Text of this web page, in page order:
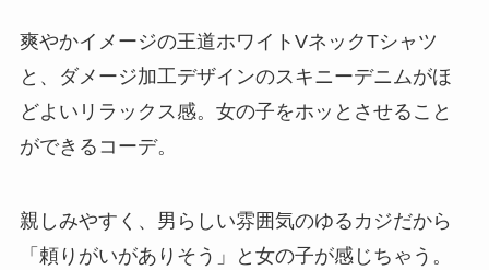
爽やかイメージの王道ホワイトVネックTシャツ
と、ダメージ加工デザインのスキニーデニムがほ
どよいリラックス感。女の子をホッとさせること
ができるコーデ。
親しみやすく、男らしい雰囲気のゆるカジだから
「頼りがいがありそう」と女の子が感じちゃう。